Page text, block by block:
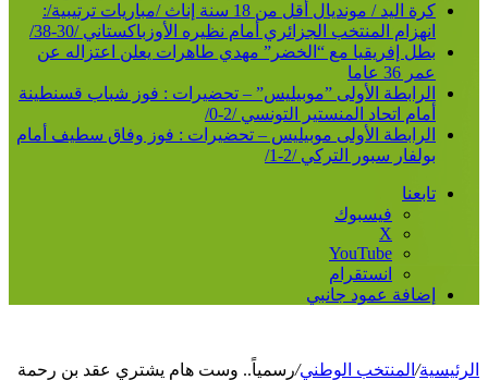
كرة اليد / مونديال أقل من 18 سنة إناث /مباريات ترتيبية/:
انهزام المنتخب الجزائري أمام نظيره الأوزباكستاني /30-38/
بطل إفريقيا مع “الخضر” مهدي طاهرات يعلن اعتزاله عن
عمر 36 عاما
الرابطة الأولى ”موبيليس” – تحضيرات : فوز شباب قسنطينة
أمام اتحاد المنستير التونسي /2-0/
الرابطة الأولى موبيليس – تحضيرات : فوز وفاق سطيف أمام
بولفار سبور التركي /2-1/
تابعنا
فيسبوك
‫X
‫YouTube
انستقرام
إضافة عمود جانبي
الرئيسية/ المنتخب الوطني/رسمياً.. وست هام يشتري عقد بن رحمة